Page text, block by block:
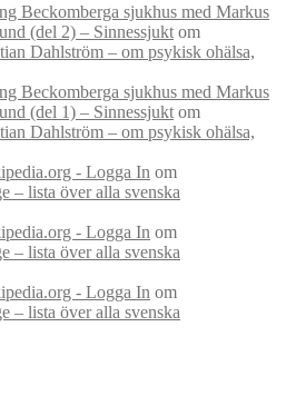
Beckomberga sjukhus med Markus
(del 2) – Sinnessjukt om
Dahlström – om psykisk ohälsa,
Beckomberga sjukhus med Markus
(del 1) – Sinnessjukt om
Dahlström – om psykisk ohälsa,
- Logga In om
– lista över alla svenska
- Logga In om
– lista över alla svenska
- Logga In om
– lista över alla svenska